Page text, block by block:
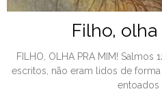
Filho,
FILHO, OLHA PRA MIM!
escritos, não eram lidos de
entoados